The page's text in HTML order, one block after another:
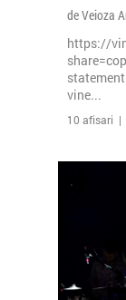
de Veioza
https://
vine...
10 afisari |